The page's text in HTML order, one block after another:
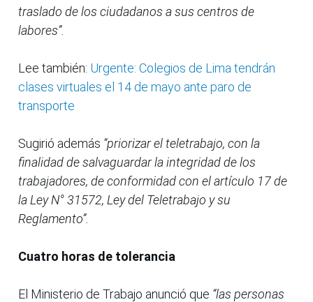
traslado de los ciudadanos a sus centros de
labores”.
Lee también: Urgente: Colegios de Lima tendrán
clases virtuales el 14 de mayo ante paro de
transporte
Sugirió además “priorizar el teletrabajo, con la
finalidad de salvaguardar la integridad de los
trabajadores, de conformidad con el artículo 17 de
la Ley N° 31572, Ley del Teletrabajo y su
Reglamento”.
Cuatro horas de tolerancia
El Ministerio de Trabajo anunció que “las personas